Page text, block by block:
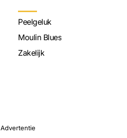
Peelgeluk
Moulin Blues
Zakelijk
Advertentie